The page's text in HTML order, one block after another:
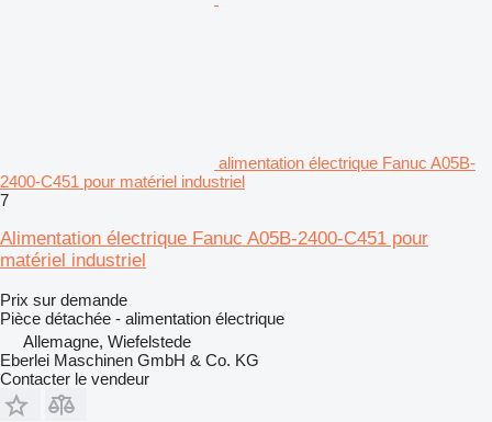
alimentation électrique Fanuc A05B-
2400-C451 pour matériel industriel
7
Alimentation électrique Fanuc A05B-2400-C451 pour
matériel industriel
Prix sur demande
Pièce détachée - alimentation électrique
Allemagne, Wiefelstede
Eberlei Maschinen GmbH & Co. KG
Contacter le vendeur